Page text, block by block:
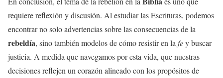
requiere reflexión y discusión. Al estudiar las Escrituras, podemos
encontrar no solo advertencias sobre las consecuencias de la
rebeldía, sino también modelos de cómo resistir en la fey buscar
justicia. A medida que navegamos por esta vida, que nuestras
decisiones reflejen un corazón alineado con los propósitos de